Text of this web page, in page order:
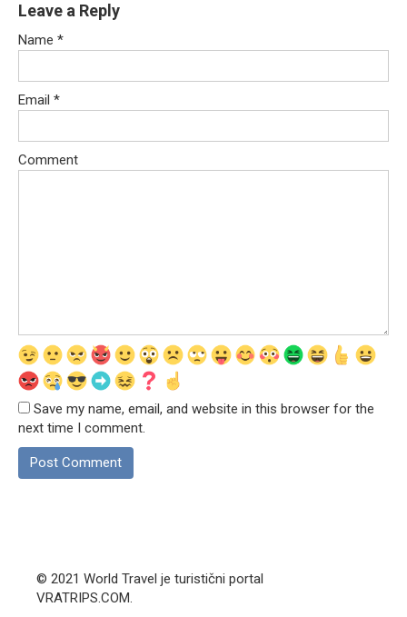
Leave a Reply
Name *
Email *
Comment
Save my name, email, and website in this browser for the
next time I comment.
© 2021 World Travel je turistični portal
VRATRIPS.COM.